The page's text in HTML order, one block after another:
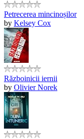
Petrecerea mincinoșilor
by Kelsey Cox
Războinicii iernii
by Olivier Norek